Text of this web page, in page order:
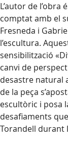
L’autor de
comptat amb el
Fresneda i
l’escultura.
sensibilització
canvi de
desastre natural
de la peça
escultòric i posa
desafiaments
Torandell durant